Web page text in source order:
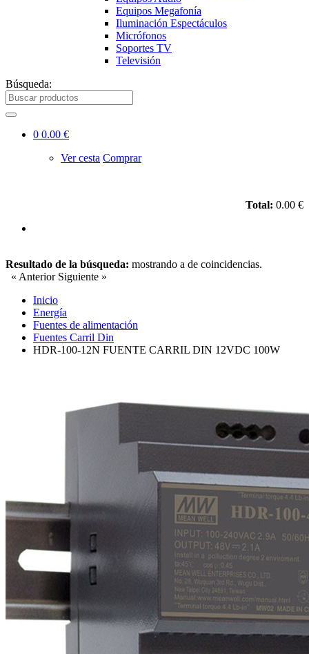
Equipos Megafonía
Iluminación Espectáculos
Micrófonos
Soportes TV
Televisión
Búsqueda:
0 0.00 €
Ver cesta Comprar
Total: 0.00 €
Resultado de la búsqueda: mostrando a de coincidencias.
« Anterior Siguiente »
Inicio
Energía
Fuentes de alimentación
Fuentes Carril Din
HDR-100-12N FUENTE CARRIL DIN 12VDC 100W